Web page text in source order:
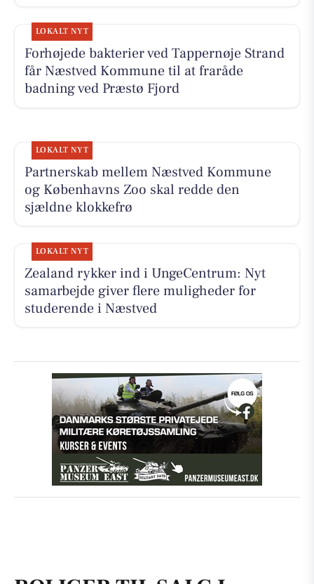
LOKALT NYT
Forhøjede bakterier ved Tappernøje Strand
får Næstved Kommune til at fraråde
badning ved Præstø Fjord
LOKALT NYT
Partnerskab mellem Næstved Kommune
og Københavns Zoo skal redde den
sjældne klokkefrø
LOKALT NYT
Zealand rykker ind i UngeCentrum: Nyt
samarbejde giver flere muligheder for
studerende i Næstved